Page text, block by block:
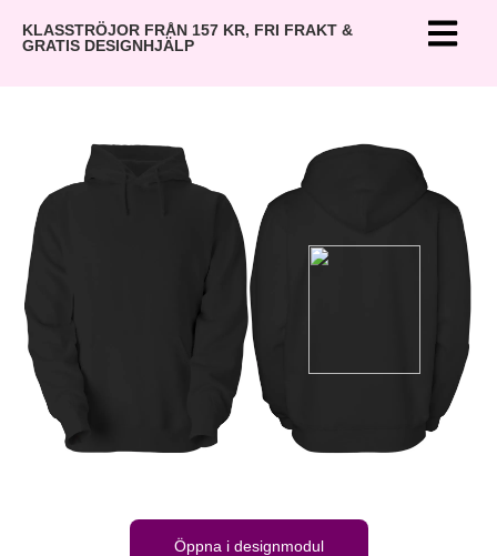
KLASSTRÖJOR FRÅN 157 KR, FRI FRAKT &
GRATIS DESIGNHJÄLP
Öppna i designmodul